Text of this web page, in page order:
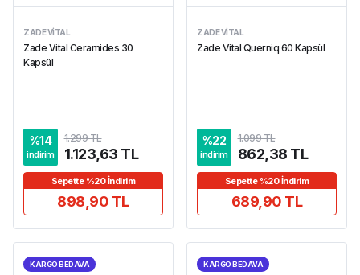
ZADE VITAL
Zade Vital Ceramides 30
Kapsül
%14
indirim
1.299 TL
1.123,63 TL
Sepette %20 İndirim
898,90 TL
ZADE VITAL
Zade Vital Querniq 60 Kapsül
%22
indirim
1.099 TL
862,38 TL
Sepette %20 İndirim
689,90 TL
KARGO BEDAVA KARGO BEDAVA